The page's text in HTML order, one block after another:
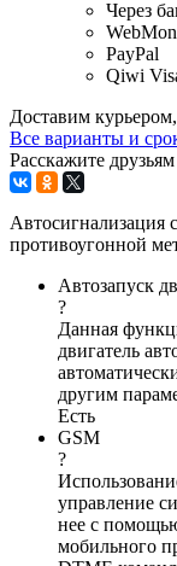
Через
PayPal
Qiwi
Доставим курьером,
Все варианты и
Расскажите друзьям
Автосигнализация
противоугонной
Автозапуск
?
Данная
двигатель
другим
Есть
GSM
?
управление
нее с
мобильного